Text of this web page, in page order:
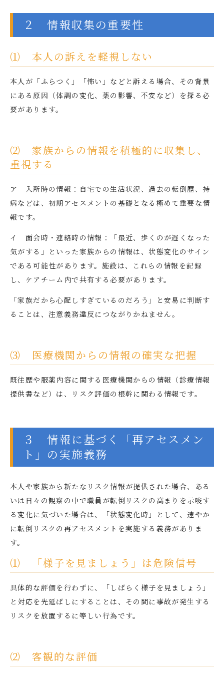
２ 情報収集の重要性
⑴ 本人の訴えを軽視しない
本人が「ふらつく」「怖い」などと訴える場合、その背景
にある原因（体調の変化、薬の影響、不安など）を探る必
要があります。
⑵ 家族からの情報を積極的に収集し、
重視する
ア 入所時の情報：自宅での生活状況、過去の転倒歴、持
病などは、初期アセスメントの基礎となる極めて重要な情
報です。
イ 面会時・連絡時の情報：「最近、歩くのが遅くなった
気がする」といった家族からの情報は、状態変化のサイン
である可能性があります。施設は、これらの情報を記録
し、ケアチーム内で共有する必要があります。
「家族だから心配しすぎているのだろう」と安易に判断す
ることは、注意義務違反につながりかねません。
⑶ 医療機関からの情報の確実な把握
既往歴や服薬内容に関する医療機関からの情報（診療情報
提供書など）は、リスク評価の根幹に関わる情報です。
３ 情報に基づく「再アセスメン
ト」の実施義務
本人や家族から新たなリスク情報が提供された場合、ある
いは日々の観察の中で職員が転倒リスクの高まりを示唆す
る変化に気づいた場合は、「状態変化時」として、速やか
に転倒リスクの再アセスメントを実施する義務がありま
す。
⑴ 「様子を見ましょう」は危険信号
具体的な評価を行わずに、「しばらく様子を見ましょう」
と対応を先延ばしにすることは、その間に事故が発生する
リスクを放置するに等しい行為です。
⑵ 客観的な評価